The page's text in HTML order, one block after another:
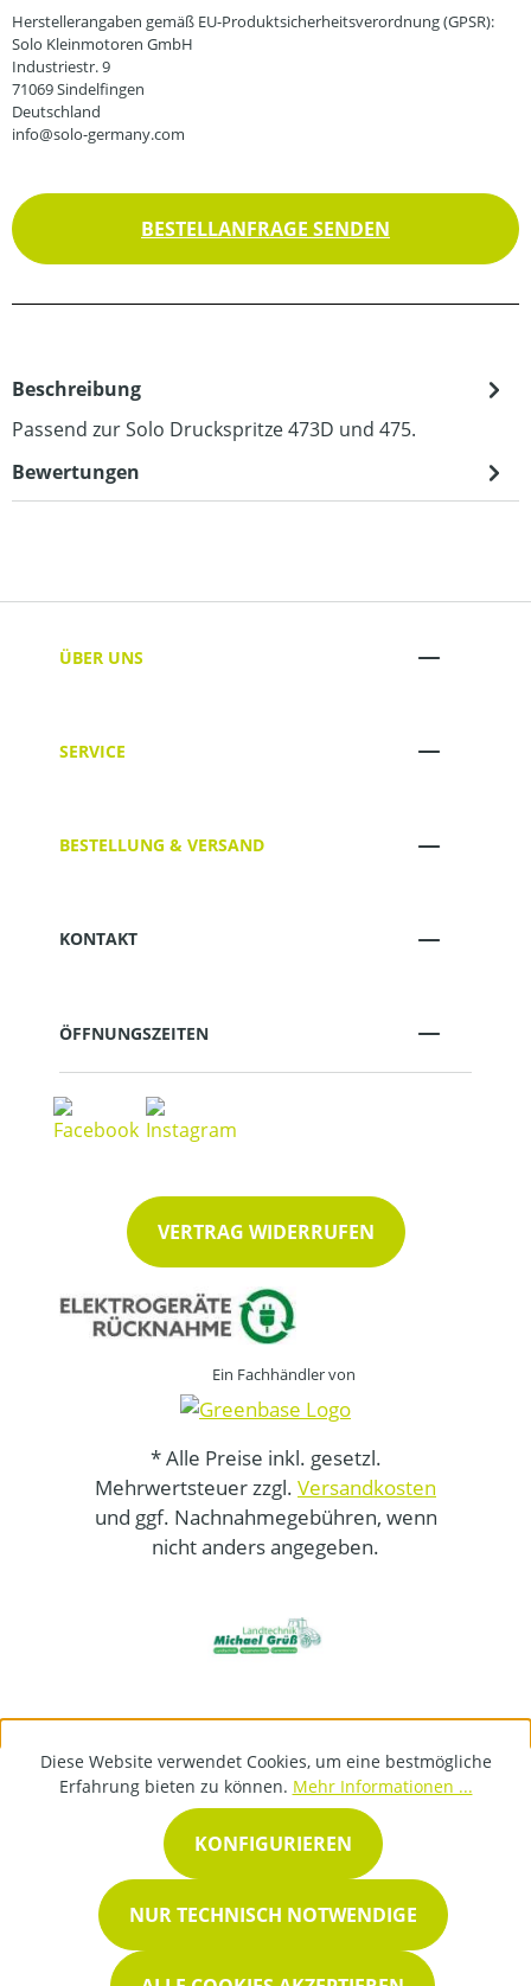
Herstellerangaben gemäß EU-Produktsicherheitsverordnung (GPSR):
Solo Kleinmotoren GmbH
Industriestr. 9
71069 Sindelfingen
Deutschland
info@solo-germany.com
BESTELLANFRAGE SENDEN
Beschreibung
Passend zur Solo Druckspritze 473D und 475.
Bewertungen
ÜBER UNS
SERVICE
BESTELLUNG & VERSAND
KONTAKT
ÖFFNUNGSZEITEN
VERTRAG WIDERRUFEN
Ein Fachhändler von
* Alle Preise inkl. gesetzl.
Mehrwertsteuer zzgl. Versandkosten
und ggf. Nachnahmegebühren, wenn
nicht anders angegeben.
Diese Website verwendet Cookies, um eine bestmögliche
Erfahrung bieten zu können. Mehr Informationen ...
NUR TECHNISCH NOTWENDIGE
KONFIGURIEREN